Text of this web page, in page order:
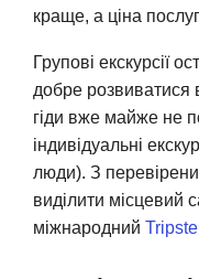
краще, а ціна
Групові екскурсії
добре розвиватися в
гіди вже майже не
індивідуальні
люди). З
виділити місцевий
міжнародний